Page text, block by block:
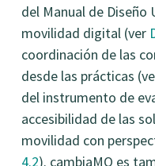
del Manual de Diseño
movilidad digital (ver
coordinación de las
desde las prácticas
del instrumento de
accesibilidad de las
movilidad con
4.2). cambiaMO es